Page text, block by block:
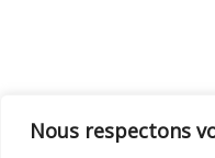
Nous respectons